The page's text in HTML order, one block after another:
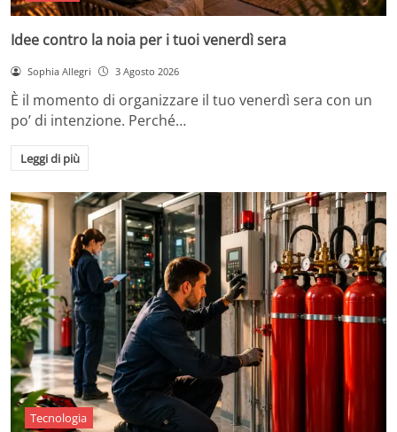
Idee contro la noia per i tuoi venerdì sera
Sophia Allegri 3 Agosto 2026
È il momento di organizzare il tuo venerdì sera con un
po’ di intenzione. Perché…
Leggi di più
Tecnologia